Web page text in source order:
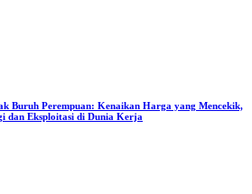
Buruh Perempuan: Kenaikan Harga yang Mencekik,
dan Eksploitasi di Dunia Kerja